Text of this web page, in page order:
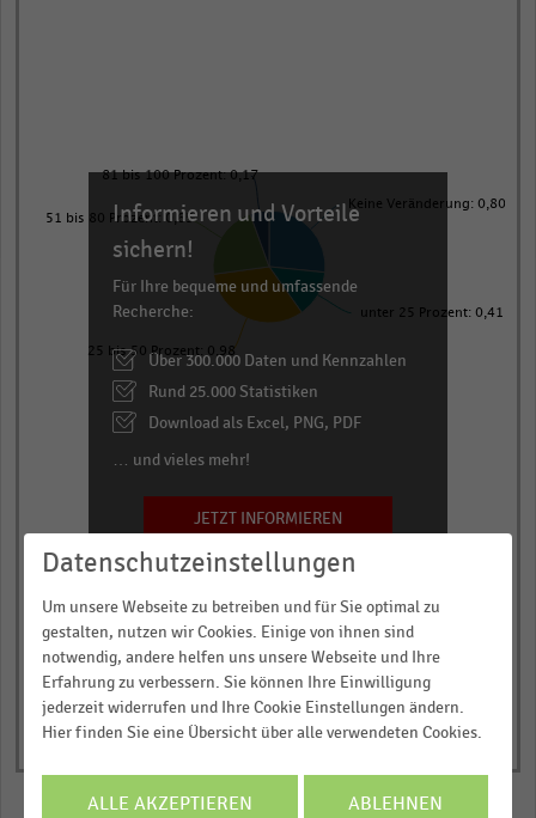
Keine Veränderung: 0,80
unter 25 Prozent: 0,41
25 bis 50 Prozent: 0,98
51 bis 80 Prozent: 0,65
81 bis 100 Prozent: 0,17
End
interactive
chart
Informieren und Vorteile
sichern!
Für Ihre bequeme und umfassende
Recherche:
Über 300.000 Daten und Kennzahlen
Rund 25.000 Statistiken
Download als Excel, PNG, PDF
… und vieles mehr!
JETZT INFORMIEREN
Datenschutzeinstellungen
Um unsere Webseite zu betreiben und für Sie optimal zu
gestalten, nutzen wir Cookies. Einige von ihnen sind
notwendig, andere helfen uns unsere Webseite und Ihre
Erfahrung zu verbessern. Sie können Ihre Einwilligung
jederzeit widerrufen und Ihre Cookie Einstellungen ändern.
Hier finden Sie eine Übersicht über alle verwendeten Cookies.
ALLE AKZEPTIEREN ABLEHNEN